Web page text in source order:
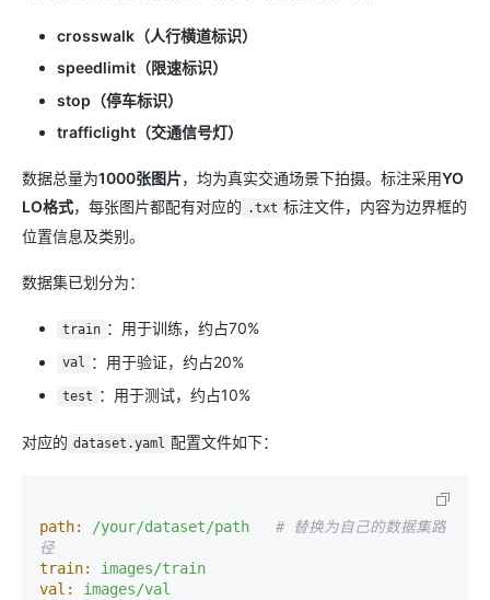
crosswalk（人行横道标识）
speedlimit（限速标识）
stop（停车标识）
trafficlight（交通信号灯）
数据总量为1000张图片，均为真实交通场景下拍摄。标注采用YO
LO格式，每张图片都配有对应的 .txt 标注文件，内容为边界框的
位置信息及类别。
数据集已划分为：
train ：用于训练，约占70%
val ：用于验证，约占20%
test ：用于测试，约占10%
对应的 dataset.yaml 配置文件如下：
path: /your/dataset/path
# 替换为自己的数据集路
径
train:
images/train
val:
images/val